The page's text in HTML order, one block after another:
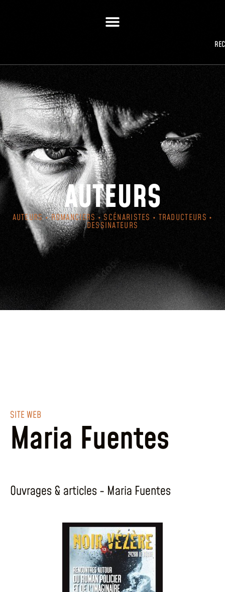
AUTEURS
AUTEURS • ROMANCIERS • SCÉNARISTES • TRADUCTEURS •
DESSINATEURS
SITE WEB
Maria Fuentes
Ouvrages & articles - Maria Fuentes